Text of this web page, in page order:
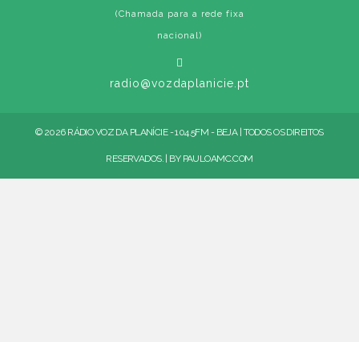
(Chamada para a rede fixa
nacional)
radio@vozdaplanicie.pt
© 2026 RÁDIO VOZ DA PLANÍCIE - 104.5FM - BEJA | TODOS OS DIREITOS
RESERVADOS. | BY PAULOAMC.COM